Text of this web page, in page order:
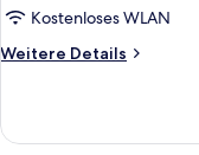
Kostenloses WLAN
Weitere Details
Weitere
Suite